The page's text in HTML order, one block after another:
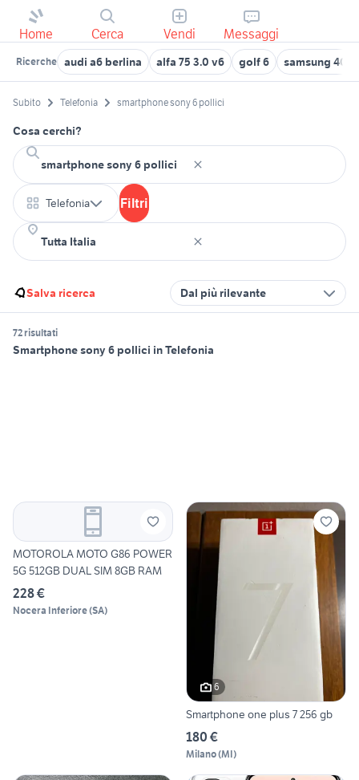
Home Cerca Vendi Messaggi
Ricerche audi a6 berlina alfa 75 3.0 v6 golf 6 samsung 40
Subito Telefonia smartphone sony 6 pollici
Cosa cerchi?
Telefonia Filtri
Salva ricerca Dal più rilevante
72 risultati
Smartphone sony 6 pollici in Telefonia
MOTOROLA MOTO G86 POWER
5G 512GB DUAL SIM 8GB RAM
228 €
Nocera Inferiore(SA)
6
Smartphone one plus 7 256 gb
180 €
Milano(MI)